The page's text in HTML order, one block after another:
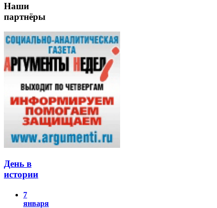
Наши
партнёры
День в
истории
7
января